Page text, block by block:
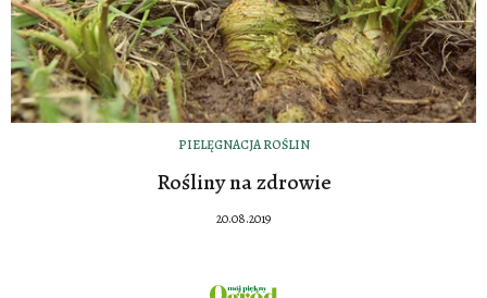
PIELĘGNACJA ROŚLIN
Rośliny na zdrowie
20.08.2019